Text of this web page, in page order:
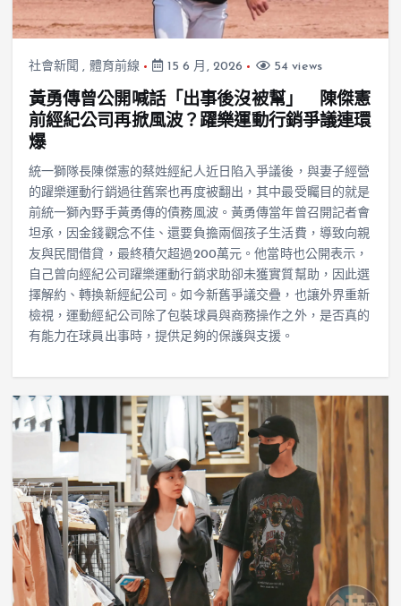
社會新聞 , 體育前線 15 6 月, 2026 54 views
黃勇傳曾公開喊話「出事後沒被幫」 陳傑憲
前經紀公司再掀風波？躍樂運動行銷爭議連環
爆
統一獅隊長陳傑憲的蔡姓經紀人近日陷入爭議後，與妻子經營
的躍樂運動行銷過往舊案也再度被翻出，其中最受矚目的就是
前統一獅內野手黃勇傳的債務風波。黃勇傳當年曾召開記者會
坦承，因金錢觀念不佳、還要負擔兩個孩子生活費，導致向親
友與民間借貸，最終積欠超過200萬元。他當時也公開表示，
自己曾向經紀公司躍樂運動行銷求助卻未獲實質幫助，因此選
擇解約、轉換新經紀公司。如今新舊爭議交疊，也讓外界重新
檢視，運動經紀公司除了包裝球員與商務操作之外，是否真的
有能力在球員出事時，提供足夠的保護與支援。